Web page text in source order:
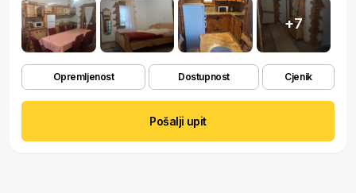
+7
Opremljenost Dostupnost Cjenik
Pošalji upit